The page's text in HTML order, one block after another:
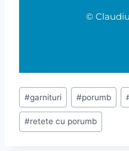
©
#garnituri #porumb
#retete cu porumb